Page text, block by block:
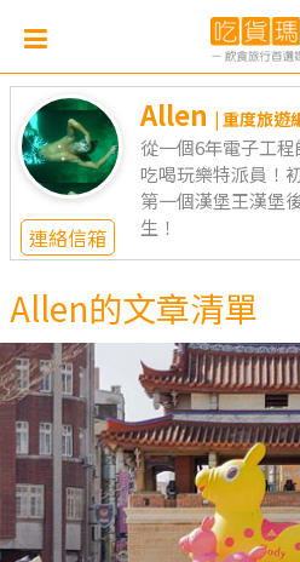
連絡信箱
Allen | 重度旅遊
從一個6年電子工
吃喝玩樂特派員！
第一個漢堡王漢堡
生！
Allen的文章清單